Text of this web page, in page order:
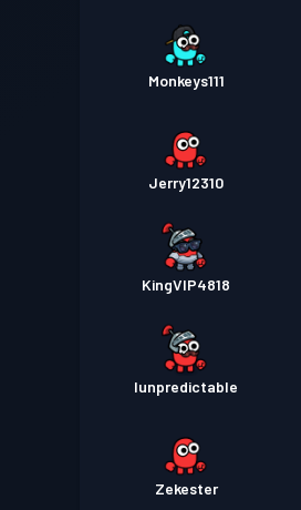
Monkeys111
Jerry12310
KingVIP4818
Iunpredictable
Zekester